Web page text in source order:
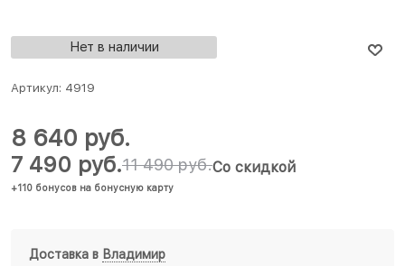
Нет в наличии
Артикул: 4919
11 490 руб.
7 490 руб.
+110 бонусов на бонусную карту
Со скидкой
8 640 руб.
Доставка в Владимир